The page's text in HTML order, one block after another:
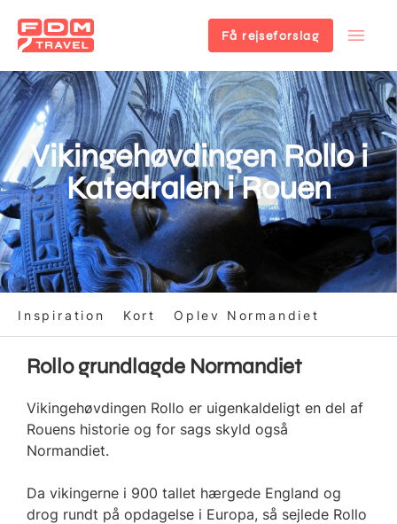
Gå
til
hovedindhold
Få rejseforslag
Vikingehøvdingen Rollo i
Katedralen i Rouen
Inspiration Kort Oplev Normandiet
Rollo grundlagde Normandiet
Vikingehøvdingen Rollo er uigenkaldeligt en del af
Rouens historie og for sags skyld også
Normandiet.
Da vikingerne i 900 tallet hærgede England og
drog rundt på opdagelse i Europa, så sejlede Rollo